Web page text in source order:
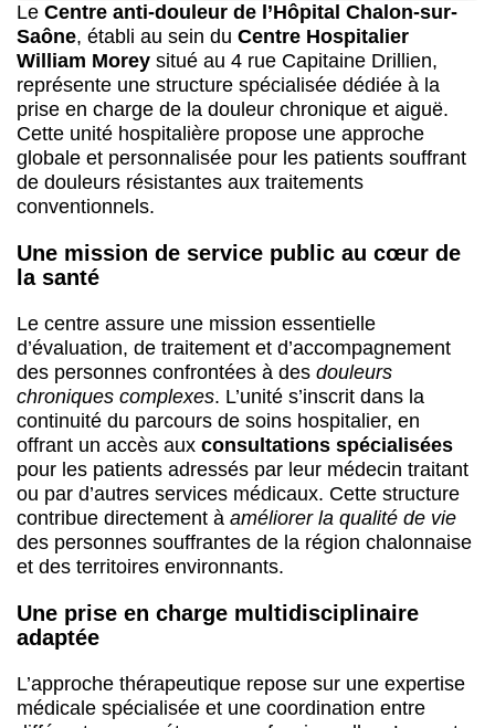
Le Centre anti-douleur de l’Hôpital Chalon-sur-
Saône, établi au sein du Centre Hospitalier
William Morey situé au 4 rue Capitaine Drillien,
représente une structure spécialisée dédiée à la
prise en charge de la douleur chronique et aiguë.
Cette unité hospitalière propose une approche
globale et personnalisée pour les patients souffrant
de douleurs résistantes aux traitements
conventionnels.
Une mission de service public au cœur de
la santé
Le centre assure une mission essentielle
d’évaluation, de traitement et d’accompagnement
des personnes confrontées à des douleurs
chroniques complexes. L’unité s’inscrit dans la
continuité du parcours de soins hospitalier, en
offrant un accès aux consultations spécialisées
pour les patients adressés par leur médecin traitant
ou par d’autres services médicaux. Cette structure
contribue directement à améliorer la qualité de vie
des personnes souffrantes de la région chalonnaise
et des territoires environnants.
Une prise en charge multidisciplinaire
adaptée
L’approche thérapeutique repose sur une expertise
médicale spécialisée et une coordination entre